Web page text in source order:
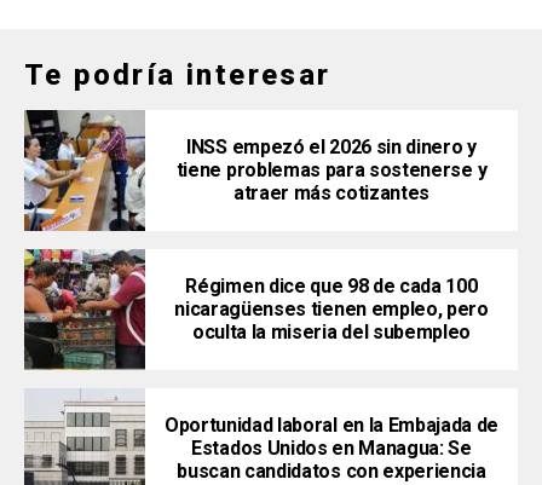
Te podría interesar
INSS empezó el 2026 sin dinero y
tiene problemas para sostenerse y
atraer más cotizantes
Régimen dice que 98 de cada 100
nicaragüenses tienen empleo, pero
oculta la miseria del subempleo
Oportunidad laboral en la Embajada de
Estados Unidos en Managua: Se
buscan candidatos con experiencia